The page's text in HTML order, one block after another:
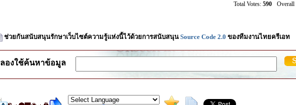
Total Votes: 590 Overall
ช่วยกันสนับสนุนรักษาเว็บไซต์ความรู้แห่งนี้ไว้ด้วยการสนับสนุน Source Code 2.0 ของทีมงานไทยครีเอท
ลองใช้ค้นหาข้อมูล